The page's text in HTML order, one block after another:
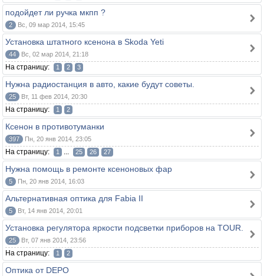
подойдет ли ручка мкпп ?
2 Вс, 09 мар 2014, 15:45
Установка штатного ксенона в Skoda Yeti
44 Вс, 02 мар 2014, 21:18
На страницу: 1 2 3
Нужна радиостанция в авто, какие будут советы.
25 Вт, 11 фев 2014, 20:30
На страницу: 1 2
Ксенон в противотуманки
397 Пн, 20 янв 2014, 23:05
На страницу: 1 ... 25 26 27
Нужна помощь в ремонте ксеноновых фар
5 Пн, 20 янв 2014, 16:03
Альтернативная оптика для Fabia II
5 Вт, 14 янв 2014, 20:01
Установка регулятора яркости подсветки приборов на TOUR.
25 Вт, 07 янв 2014, 23:56
На страницу: 1 2
Оптика от DEPO